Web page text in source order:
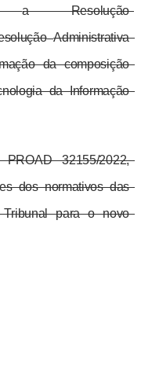
a Resolução
Administrativa
da composição
da Informação
32155/2022,
dos normativos das
para o novo